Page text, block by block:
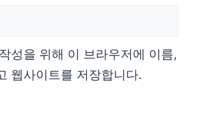
성을 위해 이 브라우저에 이름,
웹사이트를 저장합니다.